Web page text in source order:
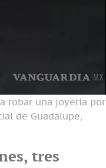
robar una joyería por
de Guadalupe,
tres